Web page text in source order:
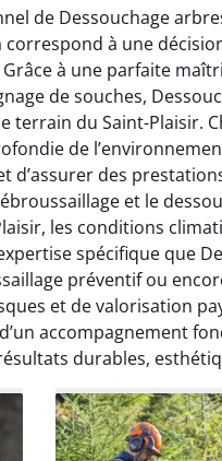
de Dessouchage
à une
à une parfaite
de souches,
terrain du Saint-Plaisir.
de
d’assurer des
et le
les conditions
spécifique que
préventif ou
et de valorisation
accompagnement
durables,
Soraya
07 février
Service
début à la fin. Les
été parfaitement
et le nettoyage
intervention est
Je recommande